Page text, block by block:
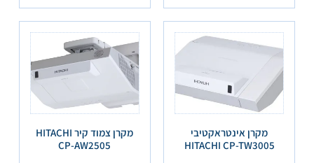
מקרן אינטראקטיבי
HITACHI CP-TW3005
מקרן צמוד קיר HITACHI
CP-AW2505